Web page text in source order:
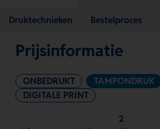
Druktechnieken Bestelproces
Prijsinformatie
ONBEDRUKT
TAMPONDRUK
DIGITALE PRINT
2